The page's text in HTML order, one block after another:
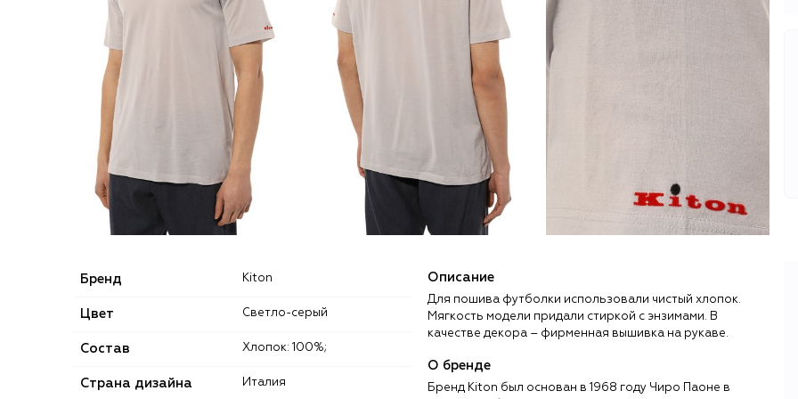
Бренд Kiton
Цвет Светло-серый
Состав Хлопок: 100%;
Страна дизайна Италия
Описание
Для пошива футболки использовали чистый хлопок.
Мягкость модели придали стиркой с энзимами. В
качестве декора – фирменная вышивка на рукаве.
О бренде
Бренд Kiton был основан в 1968 году Чиро Паоне в